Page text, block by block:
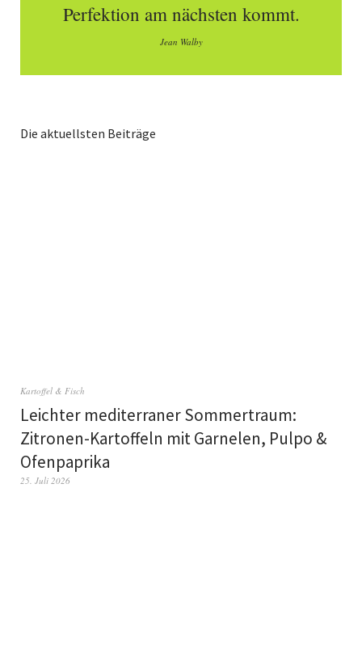
Perfektion am nächsten kommt.
Jean Walby
Die aktuellsten Beiträge
Kartoffel & Fisch
Leichter mediterraner Sommertraum:
Zitronen-Kartoffeln mit Garnelen, Pulpo &
Ofenpaprika
25. Juli 2026